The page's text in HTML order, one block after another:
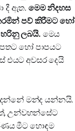
දී ඇත. මෙම නිදහස
කරමින් පව් කිරීමට හෝ
ලබයි. මෙය
හෝ පාපයට
එයට අවසර දෙයි
මන්ද යන්නයි.
උන්වහන්සේට
මීට හොඳම